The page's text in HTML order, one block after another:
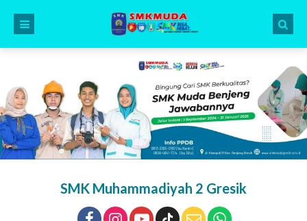
SMK Muhammadiyah 2 Gresik